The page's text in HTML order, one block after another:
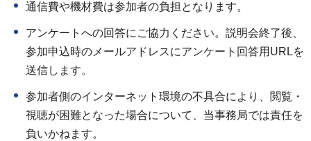
通信費や機材費は参加者の負担となります。
アンケートへの回答にご協力ください。説明会終了後、
参加申込時のメールアドレスにアンケート回答用URLを
送信します。
参加者側のインターネット環境の不具合により、閲覧・
視聴が困難となった場合について、当事務局では責任を
負いかねます。